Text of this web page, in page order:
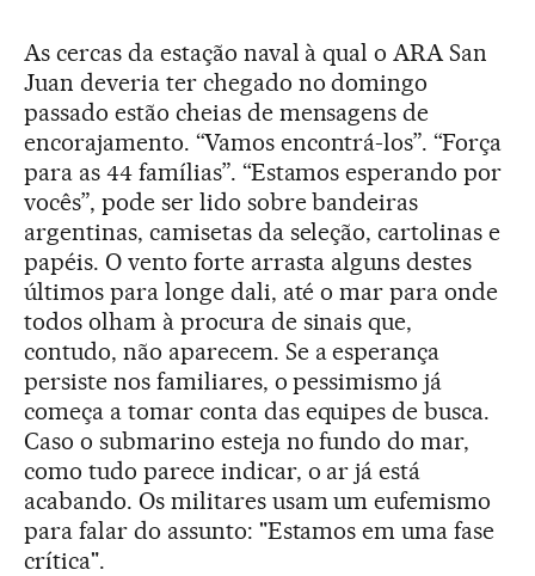
As cercas da estação naval à qual o ARA San
Juan deveria ter chegado no domingo
passado estão cheias de mensagens de
encorajamento. “Vamos encontrá-los”. “Força
para as 44 famílias”. “Estamos esperando por
vocês”, pode ser lido sobre bandeiras
argentinas, camisetas da seleção, cartolinas e
papéis. O vento forte arrasta alguns destes
últimos para longe dali, até o mar para onde
todos olham à procura de sinais que,
contudo, não aparecem. Se a esperança
persiste nos familiares, o pessimismo já
começa a tomar conta das equipes de busca.
Caso o submarino esteja no fundo do mar,
como tudo parece indicar, o ar já está
acabando. Os militares usam um eufemismo
para falar do assunto: "Estamos em uma fase
crítica".